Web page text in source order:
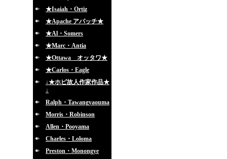
★Isaiah・Ortiz
★Apache アパッチ★
★Al・Somers
★Marc・Antia
★Ottawa オッタワ★
★Carlos・Eagle
↓★ホピ故人作家作品★
↓
Ralph・Tawangyaouma
Morris・Robinson
Allen・Pooyama
Charles・Loloma
Preston・Monongye